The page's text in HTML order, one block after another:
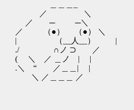
／ ＼ 友人達
／ ─ ─＼ すごく良
／ （●） （●） ＼
| （__人__） |
./ ∩ノ ⊃ ／
( ＼ ／ ＿ノ | |
.＼ “ ／＿＿| |
＼ ／＿＿＿ ／